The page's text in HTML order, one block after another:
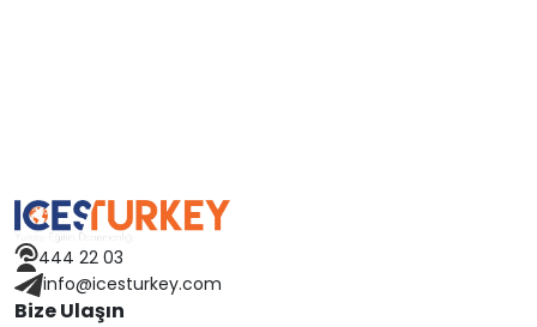
Avusturya
Finlandiya
444 22 03
info@icesturkey.com
Bize Ulaşın